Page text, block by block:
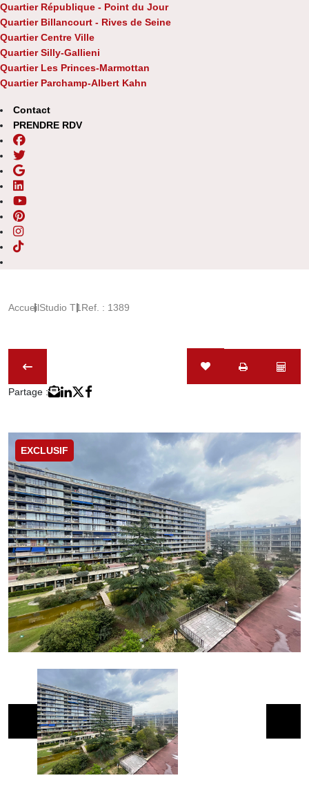
Quartier République - Point du Jour
Quartier Billancourt - Rives de Seine
Quartier Centre Ville
Quartier Silly-Gallieni
Quartier Les Princes-Marmottan
Quartier Parchamp-Albert Kahn
Contact
PRENDRE RDV
AccueilStudio T1 Ref. : 1389
Partage :
EXCLUSIF